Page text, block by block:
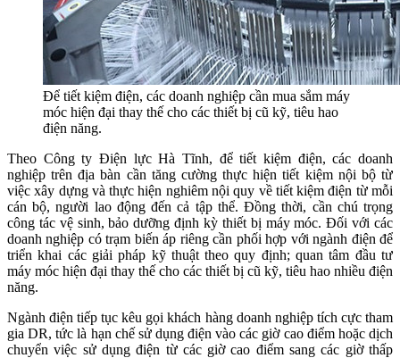
Để tiết kiệm điện, các doanh nghiệp cần mua sắm máy
móc hiện đại thay thế cho các thiết bị cũ kỹ, tiêu hao
điện năng.
Theo Công ty Điện lực Hà Tĩnh, để tiết kiệm điện, các doanh
nghiệp trên địa bàn cần tăng cường thực hiện tiết kiệm nội bộ từ
việc xây dựng và thực hiện nghiêm nội quy về tiết kiệm điện từ mỗi
cán bộ, người lao động đến cả tập thể. Đồng thời, cần chú trọng
công tác vệ sinh, bảo dưỡng định kỳ thiết bị máy móc. Đối với các
doanh nghiệp có trạm biến áp riêng cần phối hợp với ngành điện để
triển khai các giải pháp kỹ thuật theo quy định; quan tâm đầu tư
máy móc hiện đại thay thế cho các thiết bị cũ kỹ, tiêu hao nhiều điện
năng.
Ngành điện tiếp tục kêu gọi khách hàng doanh nghiệp tích cực tham
gia DR, tức là hạn chế sử dụng điện vào các giờ cao điểm hoặc dịch
chuyển việc sử dụng điện từ các giờ cao điểm sang các giờ thấp